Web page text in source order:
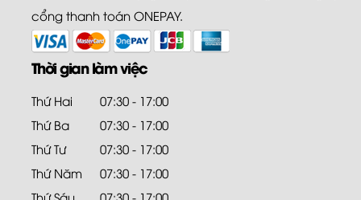
cổng thanh toán ONEPAY.
Thời gian làm việc
Thứ Hai
07:30 - 17:00
Thứ Ba
07:30 - 17:00
Thứ Tư
07:30 - 17:00
Thứ Năm
07:30 - 17:00
Thứ Sáu
07:30 - 17:00